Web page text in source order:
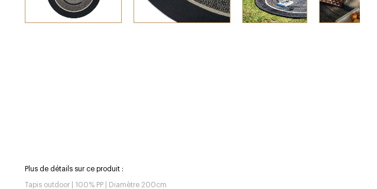
Plus de détails sur ce produit :
Tapis outdoor | 100% PP | Diamètre 200cm